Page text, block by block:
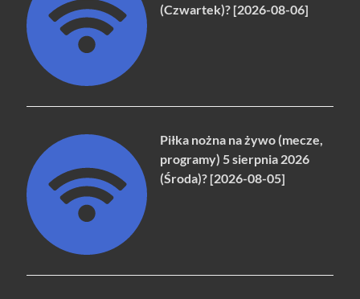
(Czwartek)? [2026-08-06]
Piłka nożna na żywo (mecze,
programy) 5 sierpnia 2026
(Środa)? [2026-08-05]